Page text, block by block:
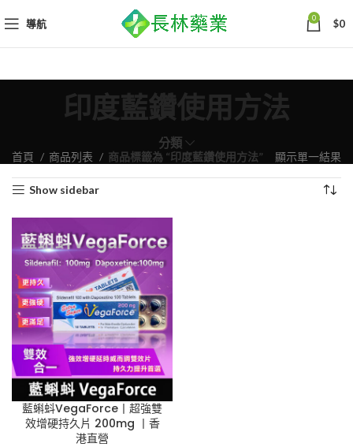
導航 0 $0
印度藍鑽使用方法
分類
首頁 商品列表 商品標籤為 “印度藍鑽使用方法” 顯示單一結果
Show sidebar
藍蝌蚪VegaForce丨超強雙
效增硬持久片 200mg 丨香
港直營